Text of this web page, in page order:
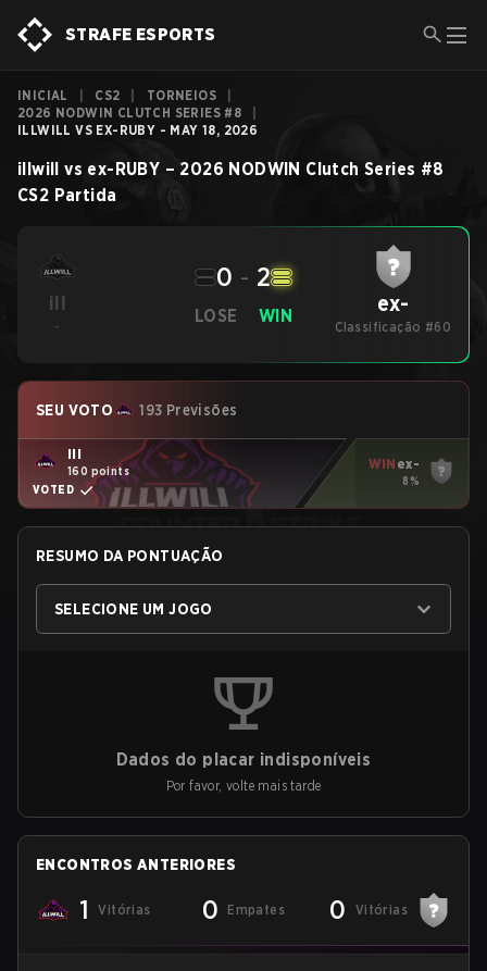
STRAFE ESPORTS
INICIAL CS2 TORNEIOS
2026 NODWIN CLUTCH SERIES #8
ILLWILL VS EX-RUBY - MAY 18, 2026
illwill vs ex-RUBY – 2026 NODWIN Clutch Series #8
CS2 Partida
ill
-
LOSE
0 - 2
WIN ex-
Classificação #60
SEU VOTO 193 Previsões
ill
160 points
VOTED
WIN ex-
8%
RESUMO DA PONTUAÇÃO
SELECIONE UM JOGO
Dados do placar indisponíveis
Por favor, volte mais tarde
ENCONTROS ANTERIORES
1 Vitórias 0 Empates 0 Vitórias